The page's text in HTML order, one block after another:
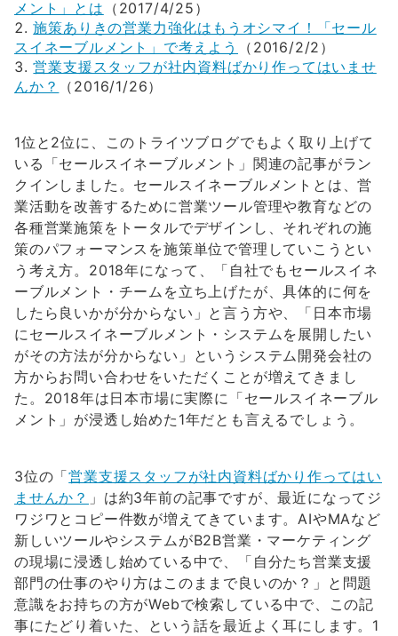
メント」とは （2017/4/25）
施策ありきの営業力強化はもうオシマイ！「セール
スイネーブルメント」で考えよう
（2016/2/2）
営業支援スタッフが社内資料ばかり作ってはいませ
んか？
（2016/1/26）
1位と2位に、このトライツブログでもよく取り上げて
いる「セールスイネーブルメント」関連の記事がラン
クインしました。セールスイネーブルメントとは、営
業活動を改善するために営業ツール管理や教育などの
各種営業施策をトータルでデザインし、それぞれの施
策のパフォーマンスを施策単位で管理していこうとい
う考え方。2018年になって、「自社でもセールスイネ
ーブルメント・チームを立ち上げたが、具体的に何を
したら良いかが分からない」と言う方や、「日本市場
にセールスイネーブルメント・システムを展開したい
がその方法が分からない」というシステム開発会社の
方からお問い合わせをいただくことが増えてきまし
た。2018年は日本市場に実際に「セールスイネーブル
メント」が浸透し始めた1年だとも言えるでしょう。
3位の「営業支援スタッフが社内資料ばかり作ってはい
ませんか？ 」は約3年前の記事ですが、最近になってジ
ワジワとコピー件数が増えてきています。AIやMAなど
新しいツールやシステムがB2B営業・マーケティング
の現場に浸透し始めている中で、「自分たち営業支援
部門の仕事のやり方はこのままで良いのか？」と問題
意識をお持ちの方がWebで検索している中で、この記
事にたどり着いた、という話を最近よく耳にします。1